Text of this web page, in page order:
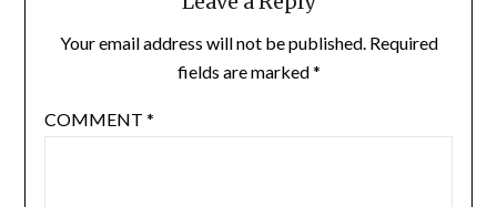
Your email address will not be published. Required
fields are marked*
COMMENT *